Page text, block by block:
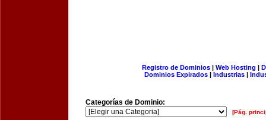
Registro de Dominios| Web Hosting |
Dominios Expirados | Industrias |
Categorías de Dominio:
[Pág.